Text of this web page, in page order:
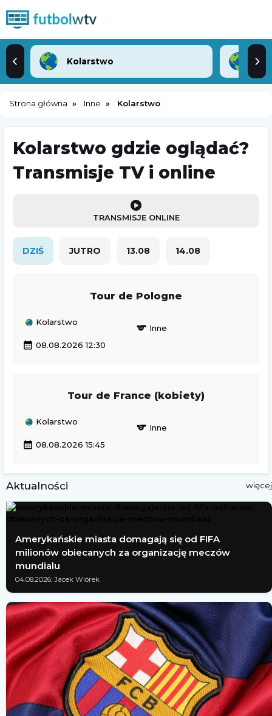
Kolarstwo
Strona główna Inne Kolarstwo
Kolarstwo gdzie oglądać?
Transmisje TV i online
TRANSMISJE ONLINE
DZIŚ JUTRO 13.08 14.08
Tour de Pologne
Kolarstwo
sports Inne
calendar_month 08.08.2026 12:30
Tour de France (kobiety)
Kolarstwo
sports Inne
calendar_month 08.08.2026 15:45
Aktualności więcej
Amerykańskie miasta domagają się od FIFA
milionów obiecanych za organizację meczów
mundialu
04.08.2026; Jacek Wiórek